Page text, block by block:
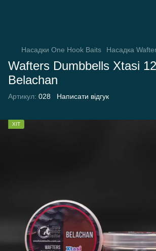
Насадки One Hook Baits Насадка
Wafters Dumbbells Xtasi
Belachan
Артикул: 028 Написати відгук
ХІТ